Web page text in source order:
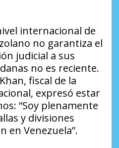
internacional de
no garantiza el
judicial a sus
no es reciente.
fiscal de la
expresó estar
“Soy plenamente
y divisiones
en Venezuela”.